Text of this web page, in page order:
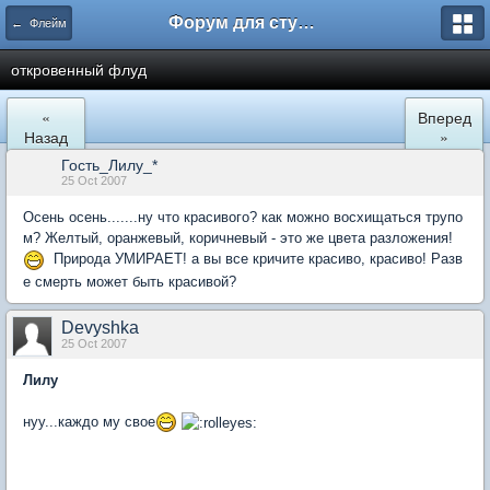
← Флейм Форум для студента СГА
откровенный флуд
«
Назад
Вперед
»
Гость_Лилу_*
25 Oct 2007
Осень осень.......ну что красивого? как можно восхищаться трупо
м? Желтый, оранжевый, коричневый - это же цвета разложения!
Природа УМИРАЕТ! а вы все кричите красиво, красиво! Разв
е смерть может быть красивой?
Devyshka
25 Oct 2007
Лилу
нуу...каждо му свое